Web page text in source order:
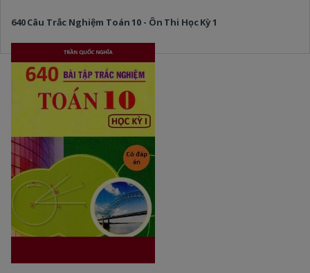
640 Câu Trắc Nghiệm Toán 10 - Ôn Thi Học Kỳ 1